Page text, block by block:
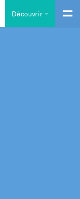
Découvrir